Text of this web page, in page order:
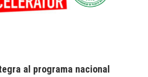
al programa nacional